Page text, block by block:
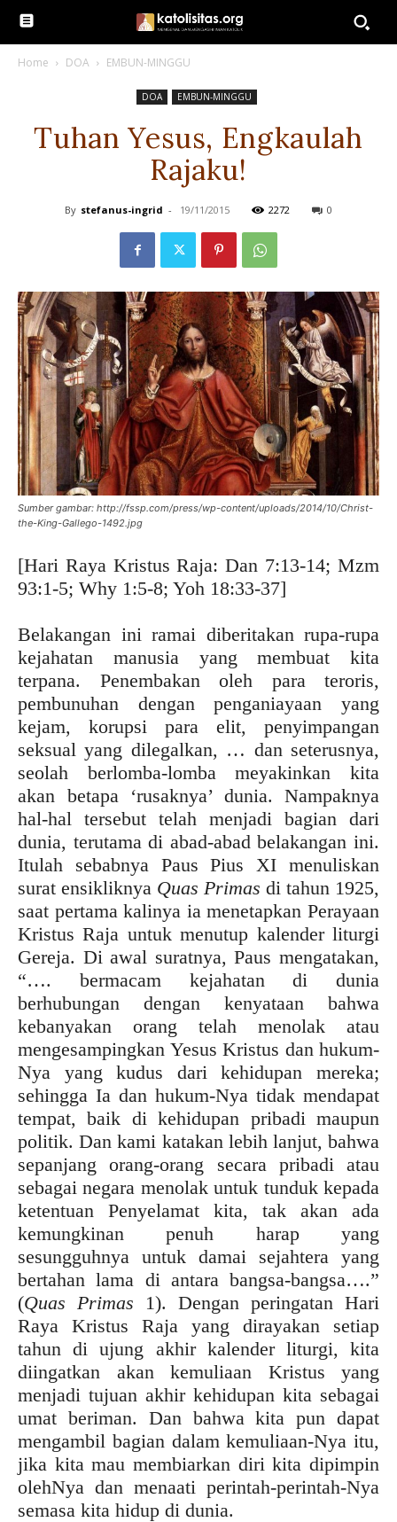
Home DOA EMBUN-MINGGU
DOA EMBUN-MINGGU
Tuhan Yesus, Engkaulah
Rajaku!
By stefanus-ingrid - 19/11/2015 2272 0
Sumber gambar: http://fssp.com/press/wp-content/uploads/2014/10/Christ-
the-King-Gallego-1492.jpg
[Hari Raya Kristus Raja: Dan 7:13-14; Mzm
93:1-5; Why 1:5-8; Yoh 18:33-37]
Belakangan ini ramai diberitakan rupa-rupa
kejahatan manusia yang membuat kita
terpana. Penembakan oleh para teroris,
pembunuhan dengan penganiayaan yang
kejam, korupsi para elit, penyimpangan
seksual yang dilegalkan, … dan seterusnya,
seolah berlomba-lomba meyakinkan kita
akan betapa ‘rusaknya’ dunia. Nampaknya
hal-hal tersebut telah menjadi bagian dari
dunia, terutama di abad-abad belakangan ini.
Itulah sebabnya Paus Pius XI menuliskan
surat ensikliknya Quas Primas di tahun 1925,
saat pertama kalinya ia menetapkan Perayaan
Kristus Raja untuk menutup kalender liturgi
Gereja. Di awal suratnya, Paus mengatakan,
“…. bermacam kejahatan di dunia
berhubungan dengan kenyataan bahwa
kebanyakan orang telah menolak atau
mengesampingkan Yesus Kristus dan hukum-
Nya yang kudus dari kehidupan mereka;
sehingga Ia dan hukum-Nya tidak mendapat
tempat, baik di kehidupan pribadi maupun
politik. Dan kami katakan lebih lanjut, bahwa
sepanjang orang-orang secara pribadi atau
sebagai negara menolak untuk tunduk kepada
ketentuan Penyelamat kita, tak akan ada
kemungkinan penuh harap yang
sesungguhnya untuk damai sejahtera yang
bertahan lama di antara bangsa-bangsa….”
(Quas Primas 1). Dengan peringatan Hari
Raya Kristus Raja yang dirayakan setiap
tahun di ujung akhir kalender liturgi, kita
diingatkan akan kemuliaan Kristus yang
menjadi tujuan akhir kehidupan kita sebagai
umat beriman. Dan bahwa kita pun dapat
mengambil bagian dalam kemuliaan-Nya itu,
jika kita mau membiarkan diri kita dipimpin
olehNya dan menaati perintah-perintah-Nya
semasa kita hidup di dunia.